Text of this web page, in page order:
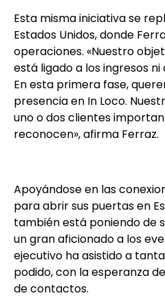
Esta misma iniciativa se
Estados Unidos, donde
operaciones. «Nuestro
está ligado a los ingresos ni
En esta primera fase,
presencia en In Loco.
uno o dos clientes
reconocen», afirma Ferraz.
Apoyándose en las
para abrir sus puertas en
también está poniendo de
un gran aficionado a los
ejecutivo ha asistido a
podido, con la esperanza
de contactos.